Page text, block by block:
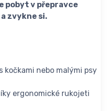
pobyt v přepravce
zvykne si.
kočkami nebo malými psy
ergonomické rukojeti